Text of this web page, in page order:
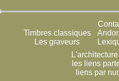
Timbres classiques
Les graveurs
les liens
liens par